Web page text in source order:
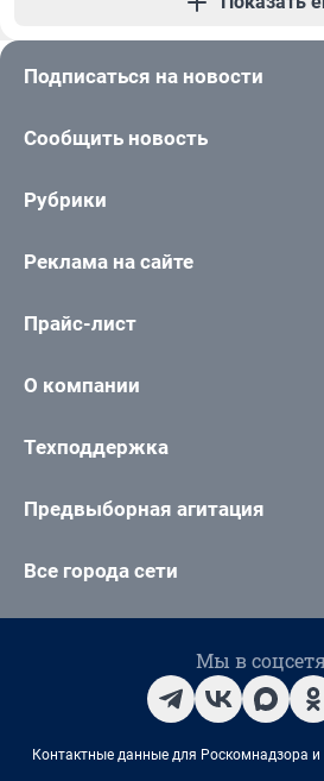
Подписаться на новости
Сообщить новость
Рубрики
Реклама на сайте
Прайс-лист
О компании
Техподдержка
Предвыборная агитация
Все города сети
Мы в
Контактные данные для Роскомнадзора и